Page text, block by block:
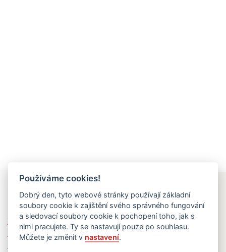
Rychlé odkazy
Elektronická žákovská knížka
Jídelní lístek
Používáme cookies!
Dobrý den, tyto webové stránky používají základní
soubory cookie k zajištění svého správného fungování
a sledovací soubory cookie k pochopení toho, jak s
nimi pracujete. Ty se nastavují pouze po souhlasu.
Můžete je změnit v nastavení.